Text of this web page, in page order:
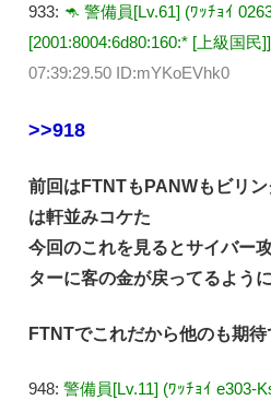
933: 🦘 警備員[Lv.61] (ﾜｯﾁｮｲ
[2001:8004:6d80:160:* [上級国民
07:39:29.50 ID:mYKoEVhk0
>>918
前回はFTNTもPANWもビリ
は軒並みコケた
今回のこれを見るとサイバー
ターに客の金が戻ってるよう
FTNTでこれだから他のも期待
948: 警備員[Lv.11] (ﾜｯﾁｮｲ e303-